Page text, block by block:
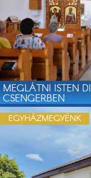
MEGLÁTNI ISTEN
CSENGERBEN
EGYHÁZMEGYÉNK